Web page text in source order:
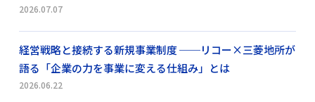
2026.07.07
経営戦略と接続する新規事業制度 ──リコー×三菱地所が
語る「企業の力を事業に変える仕組み」とは
2026.06.22